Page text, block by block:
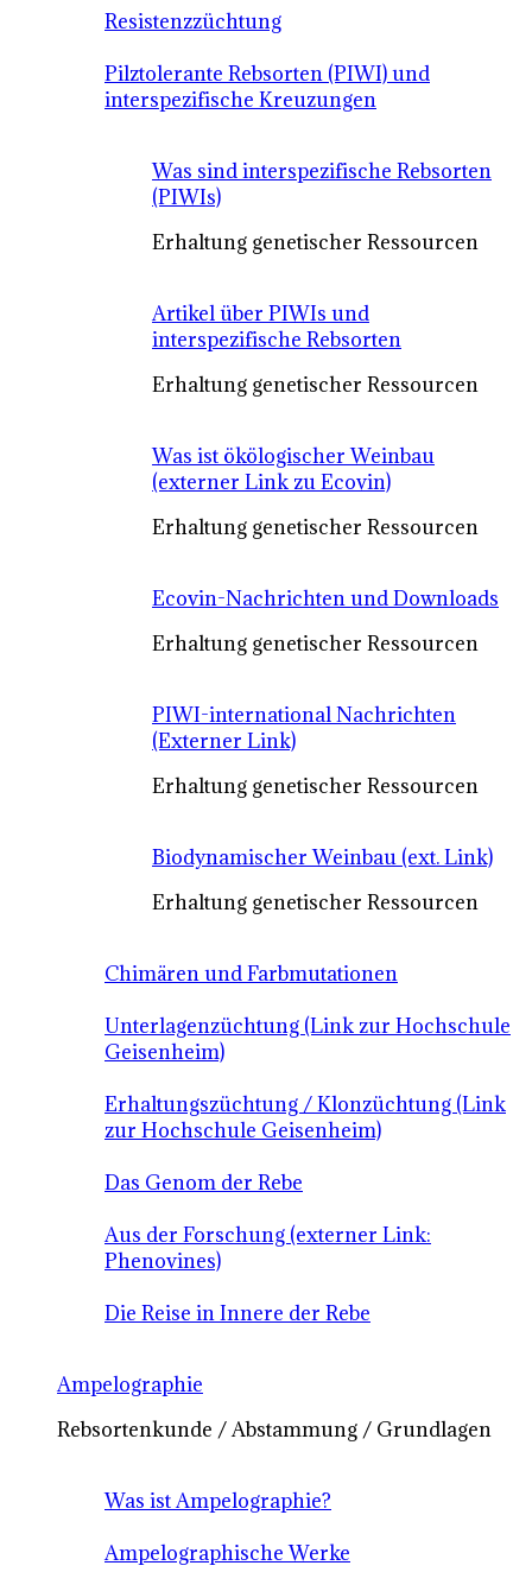
Resistenzzüchtung
Pilztolerante Rebsorten (PIWI) und
interspezifische Kreuzungen
Was sind interspezifische Rebsorten
(PIWIs)
Erhaltung genetischer Ressourcen
Artikel über PIWIs und
interspezifische Rebsorten
Erhaltung genetischer Ressourcen
Was ist ökölogischer Weinbau
(externer Link zu Ecovin)
Erhaltung genetischer Ressourcen
Ecovin-Nachrichten und Downloads
Erhaltung genetischer Ressourcen
PIWI-international Nachrichten
(Externer Link)
Erhaltung genetischer Ressourcen
Biodynamischer Weinbau (ext. Link)
Erhaltung genetischer Ressourcen
Chimären und Farbmutationen
Unterlagenzüchtung (Link zur Hochschule
Geisenheim)
Erhaltungszüchtung / Klonzüchtung (Link
zur Hochschule Geisenheim)
Das Genom der Rebe
Aus der Forschung (externer Link:
Phenovines)
Die Reise in Innere der Rebe
Ampelographie
Rebsortenkunde / Abstammung / Grundlagen
Was ist Ampelographie?
Ampelographische Werke